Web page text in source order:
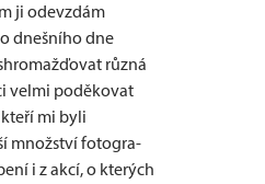
ji odevzdám
dnešního dne
různá
velmi poděkovat
mi byli
množství fotogra-
i z akcí, o kterých